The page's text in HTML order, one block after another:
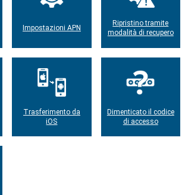
Impostazioni APN
Ripristino tramite
modalità di recupero
Trasferimento da
iOS
Dimenticato il codice
di accesso